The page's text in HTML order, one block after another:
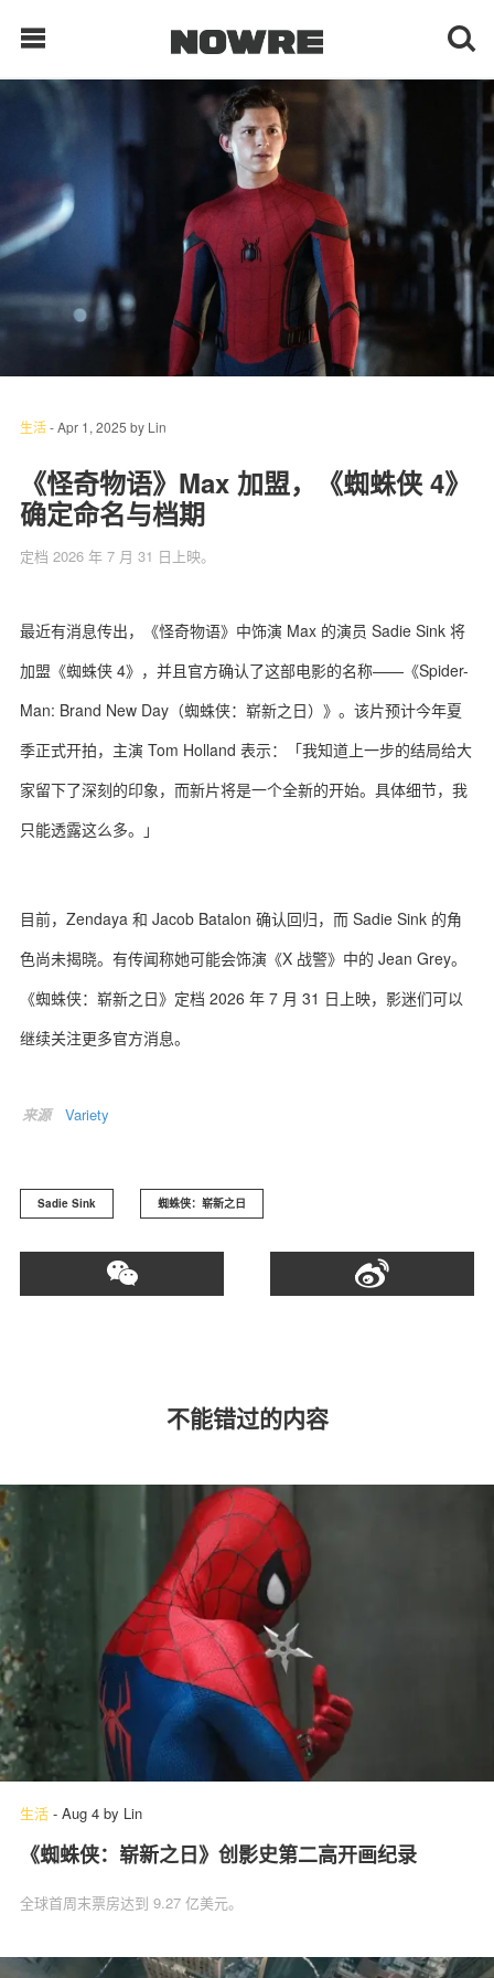
每日鲜榨
现客视点
每日栏目
时 尚
球 鞋
科 技
生活-Apr 1, 2025 by Lin
《怪奇物语》Max 加盟，《蜘蛛侠 4》
确定命名与档期
定档 2026 年 7 月 31 日上映。
最近有消息传出，《怪奇物语》中饰演 Max 的演员 Sadie Sink 将
加盟《蜘蛛侠 4》，并且官方确认了这部电影的名称——《Spider-
Man: Brand New Day（蜘蛛侠：崭新之日）》。该片预计今年夏
季正式开拍，主演 Tom Holland 表示：「我知道上一步的结局给大
家留下了深刻的印象，而新片将是一个全新的开始。具体细节，我
只能透露这么多。」
目前，Zendaya 和 Jacob Batalon 确认回归，而 Sadie Sink 的角
色尚未揭晓。有传闻称她可能会饰演《X 战警》中的 Jean Grey。
《蜘蛛侠：崭新之日》定档 2026 年 7 月 31 日上映，影迷们可以
继续关注更多官方消息。
来源 Variety
Sadie Sink 蜘蛛侠：崭新之日
不能错过的内容
生活 - Aug 4 by Lin
《蜘蛛侠：崭新之日》创影史第二高开画纪录
全球首周末票房达到 9.27 亿美元。